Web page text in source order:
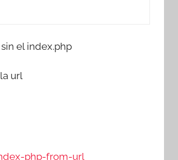
el index.php
url
php-from-url